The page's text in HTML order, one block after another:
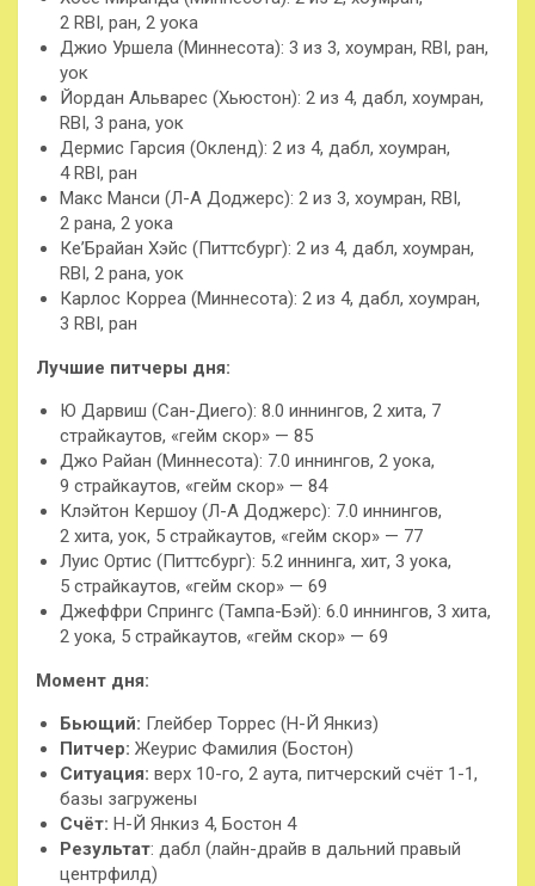
2 RBI, ран, 2 уока
Джио Уршела (Миннесота): 3 из 3, хоумран, RBI, ран,
уок
Йордан Альварес (Хьюстон): 2 из 4, дабл, хоумран,
RBI, 3 рана, уок
Дермис Гарсия (Окленд): 2 из 4, дабл, хоумран,
4 RBI, ран
Макс Манси (Л-А Доджерс): 2 из 3, хоумран, RBI,
2 рана, 2 уока
Ке’Брайан Хэйс (Питтсбург): 2 из 4, дабл, хоумран,
RBI, 2 рана, уок
Карлос Корреа (Миннесота): 2 из 4, дабл, хоумран,
3 RBI, ран
Лучшие питчеры дня:
Ю Дарвиш (Сан-Диего): 8.0 иннингов, 2 хита, 7
страйкаутов, «гейм скор» — 85
Джо Райан (Миннесота): 7.0 иннингов, 2 уока,
9 страйкаутов, «гейм скор» — 84
Клэйтон Кершоу (Л-А Доджерс): 7.0 иннингов,
2 хита, уок, 5 страйкаутов, «гейм скор» — 77
Луис Ортис (Питтсбург): 5.2 иннинга, хит, 3 уока,
5 страйкаутов, «гейм скор» — 69
Джеффри Спрингс (Тампа-Бэй): 6.0 иннингов, 3 хита,
2 уока, 5 страйкаутов, «гейм скор» — 69
Момент дня:
Бьющий: Глейбер Торрес (Н-Й Янкиз)
Питчер: Жеурис Фамилия (Бостон)
Ситуация: верх 10-го, 2 аута, питчерский счёт 1-1,
базы загружены
Счёт: Н-Й Янкиз 4, Бостон 4
Результат: дабл (лайн-драйв в дальний правый
центрфилд)